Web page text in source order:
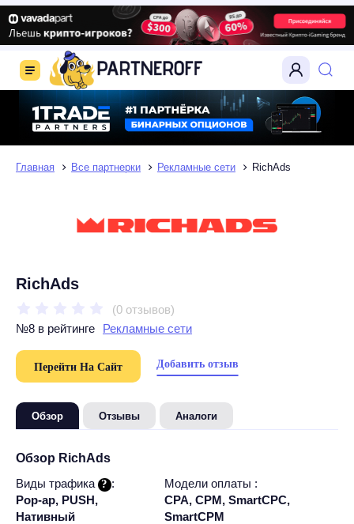
Главная Все партнерки Рекламные сети RichAds
RichAds
(0 отзывов)
№8 в рейтинге
Рекламные сети
Перейти На Сайт Добавить отзыв
Обзор Отзывы Аналоги
Обзор RichAds
Виды трафика
:
Pop-ap, PUSH,
Нативный
Модели оплаты :
CPA, CPM, SmartCPC,
SmartCPM